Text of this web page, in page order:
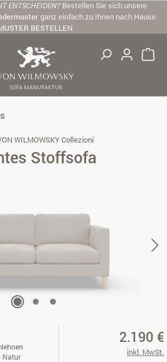
ENTSCHEIDEN? Bestellen Sie sich unsere
ganz einfach zu Ihnen nach Hause.
BESTELLEN
WILMOWSKY Collezioni
Stoffsofa
Natur
2.190 €
inkl. MwSt.